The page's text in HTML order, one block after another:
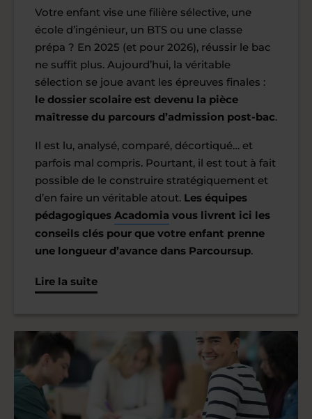
Votre enfant vise une filière sélective, une
école d’ingénieur, un BTS ou une classe
prépa ? En 2025 (et pour 2026), réussir le bac
ne suffit plus. Aujourd’hui, la véritable
sélection se joue avant les épreuves finales :
le dossier scolaire est devenu la pièce
maîtresse du parcours d’admission post-bac.
Il est lu, analysé, comparé, décortiqué… et
parfois mal compris. Pourtant, il est tout à fait
possible de le construire stratégiquement et
d’en faire un véritable atout. Les équipes
pédagogiques Acadomia vous livrent ici les
conseils clés pour que votre enfant prenne
une longueur d’avance dans Parcoursup.
Lire la suite